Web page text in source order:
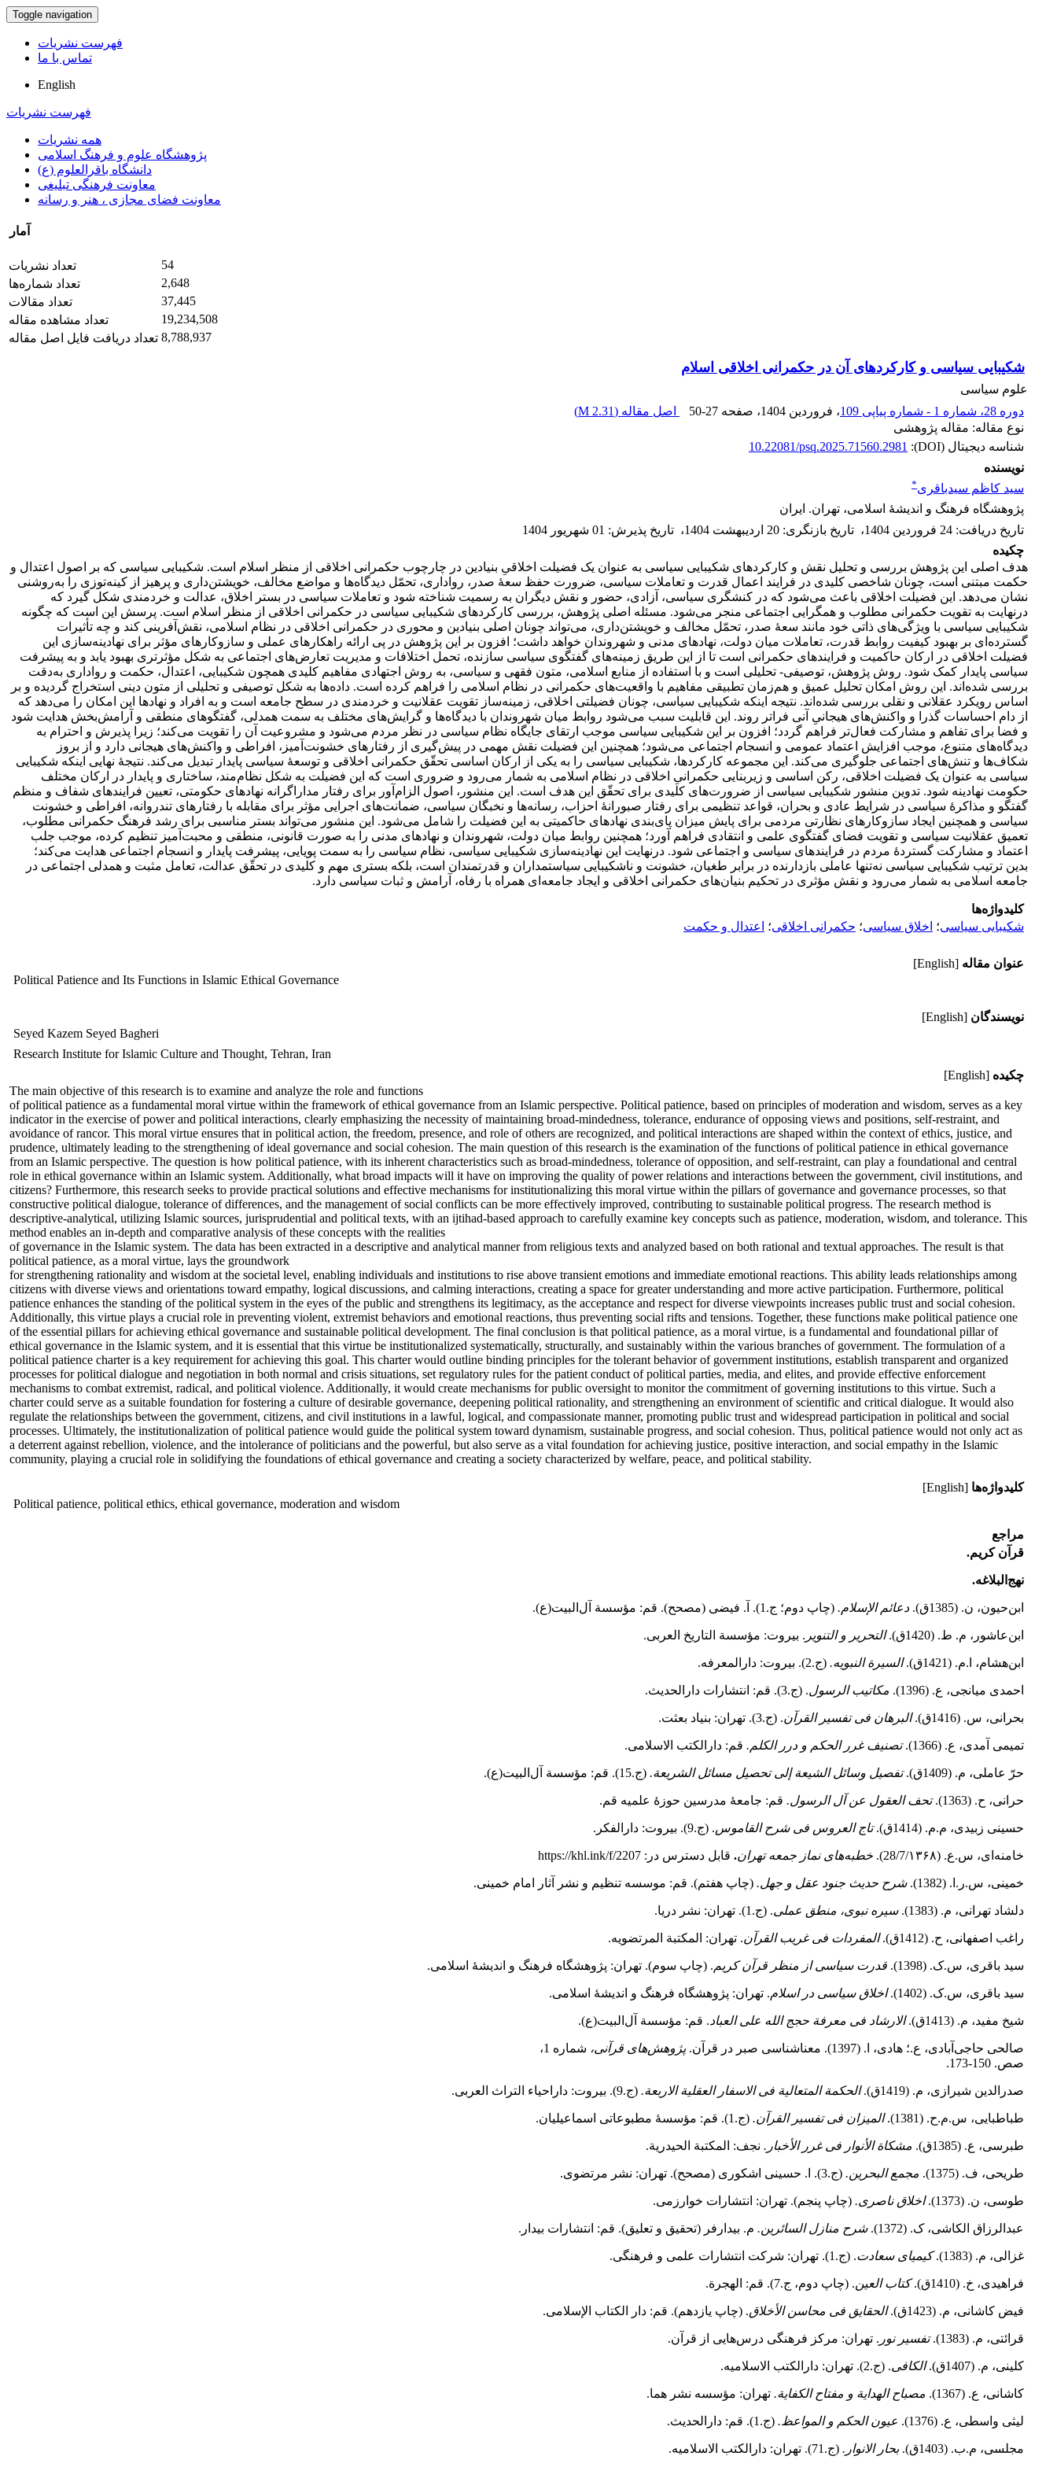
Toggle navigation
فهرست نشریات
تماس با ما
English
فهرست نشریات
همه نشریات
پژوهشگاه علوم و فرهنگ اسلامی
دانشگاه باقرالعلوم (ع)
معاونت فرهنگی تبلیغی
معاونت فضای مجازی ، هنر و رسانه
آمار
تعداد نشریات
54
تعداد شماره‌ها
2,648
تعداد مقالات
37,445
تعداد مشاهده مقاله
19,234,508
تعداد دریافت فایل اصل مقاله 8,788,937
شکیبایی سیاسی و کارکردهای آن در حکمرانی اخلاقی اسلام
علوم سیاسی
دوره 28، شماره 1 - شماره پیاپی 109
، فروردین 1404 ، صفحه 50-27 اصل مقاله (2.31 M
)
نوع مقاله: مقاله پژوهشی
شناسه دیجیتال (DOI):
10.22081/psq.2025.71560.2981
نویسنده
سید کاظم سیدباقری*
پژوهشگاه فرهنگ و اندیشۀ اسلامی، تهران. ایران
تاریخ دریافت: 24 فروردین 1404 ، تاریخ بازنگری: 20 اردیبهشت 1404 ، تاریخ پذیرش: 01 شهریور 1404
چکیده
هدف اصلی این پژوهش بررسی و تحلیل نقش و کارکردهای شکیبایی سیاسی به عنوان یک فضیلت اخلاقیِ بنیادین در چارچوب حکمرانی اخلاقی از منظر اسلام است. شکیبایی سیاسی که بر اصول اعتدال و
حکمت مبتنی است، چونان شاخصی کلیدی در فرایند اعمال قدرت و تعاملات سیاسی، ضرورت حفظ سعۀ صدر، رواداری، تحمّل دیدگاه‌ها و مواضع مخالف، خویشتن‌داری و پرهیز از کینه‌توزی را به‌روشنی
نشان می‌دهد. این فضیلت اخلاقی باعث می‌شود که در کنشگری سیاسی، آزادی، حضور و نقش دیگران به رسمیت شناخته شود و تعاملات سیاسی در بستر اخلاق، عدالت و خردمندی شکل گیرد که
در‌نهایت به تقویت حکمرانی مطلوب و همگرایی اجتماعی منجر می‌شود. مسئله اصلی پژوهش، بررسی کارکردهای شکیبایی سیاسی در حکمرانی اخلاقی از منظر اسلام است. پرسش این است که چگونه
شکیبایی سیاسی با ویژگی‌های ذاتی خود مانند سعۀ صدر، تحمّل مخالف و خویشتن‌داری، می‌تواند چونان اصلی بنیادین و محوری در حکمرانی اخلاقی در نظام اسلامی، نقش‌آفرینی کند و چه تأثیرات
گسترده‌ای بر بهبود کیفیت روابط قدرت، تعاملات میان دولت، نهادهای مدنی و شهروندان خواهد داشت؛ افزون بر این پژوهش در پی ارائه راهکارهای عملی و سازوکارهای مؤثر برای نهادینه‌سازی این
فضیلت اخلاقی در ارکان حاکمیت و فرایندهای حکمرانی است تا از این طریق زمینه‌های گفتگوی سیاسی سازنده، تحمل اختلافات و مدیریت تعارض‌های اجتماعی به شکل مؤثرتری بهبود یابد و به پیشرفت
سیاسی پایدار کمک شود. روش‌ پژوهش، توصیفی- تحلیلی است و با استفاده از منابع اسلامی، متون فقهی و سیاسی، به روش اجتهادی مفاهیم کلیدی همچون شکیبایی، اعتدال، حکمت و رواداری به‌دقت
بررسی شده‌اند. این روش امکان تحلیل عمیق و هم‌زمان تطبیقی مفاهیم با واقعیت‌های حکمرانی در نظام اسلامی را فراهم کرده است. داده‌ها به شکل توصیفی و تحلیلی از متون دینی استخراج گردیده و بر
اساس رویکرد عقلانی و نقلی بررسی شده‌اند. نتیجه اینکه شکیبایی سیاسی، چونان فضیلتی اخلاقی، زمینه‌ساز تقویت عقلانیت و خردمندی در سطح جامعه است و به افراد و نهادها این امکان را می‌دهد که
از دام احساسات گذرا و واکنش‌های هیجانیِ آنی فراتر روند. این قابلیت سبب می‌شود روابط میان شهروندان با دیدگاه‌ها و گرایش‌های مختلف به سمت همدلی، گفتگوهای منطقی و آرامش‌بخش هدایت شود
و فضا برای تفاهم و مشارکت فعال‌تر فراهم گردد؛ افزون بر این شکیبایی سیاسی موجب ارتقای جایگاه نظام سیاسی در نظر مردم می‌شود و مشروعیت آن را تقویت می‌کند؛ زیرا پذیرش و احترام به
دیدگاه‌های متنوع، موجب افزایش اعتماد عمومی و انسجام اجتماعی می‌شود؛ همچنین این فضیلت نقش مهمی در پیش‌گیری از رفتارهای خشونت‌آمیز، افراطی و واکنش‌های هیجانی دارد و از بروز
شکاف‌ها و تنش‌های اجتماعی جلوگیری می‌‌کند. این مجموعه کارکردها، شکیبایی سیاسی را به یکی از ارکان اساسی تحقّق حکمرانی اخلاقی و توسعۀ سیاسی پایدار تبدیل می‌کند. نتیجۀ نهایی اینکه شکیبایی
سیاسی به عنوان یک فضیلت اخلاقی، رکن اساسی و زیربنایی حکمرانیِ اخلاقی در نظام اسلامی به شمار می‌رود و ضروری است که این فضیلت به شکل نظام‌مند، ساختاری و پایدار در ارکان مختلف
حکومت نهادینه شود. تدوین منشور شکیبایی سیاسی از ضرورت‌های کلیدی برای تحقّق این هدف است. این منشور، اصول الزام‌آور برای رفتار مداراگرانه نهادهای حکومتی، تعیین فرایندهای شفاف و منظم
گفتگو و مذاکرۀ سیاسی در شرایط عادی و بحران، قواعد تنظیمی برای رفتار صبورانۀ احزاب، رسانه‌ها و نخبگان سیاسی، ضمانت‌های اجرایی مؤثر برای مقابله با رفتارهای تندروانه، افراطی و خشونت
سیاسی و همچنین ایجاد سازوکارهای نظارتی مردمی برای پایش میزان پای‌بندی نهادهای حاکمیتی به این فضیلت را شامل می‌شود. این منشور می‌تواند بستر مناسبی برای رشد فرهنگ حکمرانی مطلوب،
تعمیق عقلانیت سیاسی و تقویت فضای گفتگوی علمی و انتقادی فراهم آورد؛ همچنین روابط میان دولت، شهروندان و نهادهای مدنی را به صورت قانونی، منطقی و محبت‌آمیز تنظیم کرده، موجب جلب
اعتماد و مشارکت گستردۀ مردم در فرایندهای سیاسی و اجتماعی شود. در‌نهایت این نهادینه‌سازی شکیبایی سیاسی، نظام سیاسی را به سمت پویایی، پیشرفت پایدار و انسجام اجتماعی هدایت می‌کند؛
بدین ترتیب شکیبایی سیاسی نه‌تنها عاملی بازدارنده در برابر طغیان، خشونت و ناشکیبایی سیاستمداران و قدرتمندان است، بلکه بستری مهم و کلیدی در تحقّق عدالت، تعامل مثبت و همدلی اجتماعی در
جامعه اسلامی به شمار می‌رود و نقش مؤثری در تحکیم بنیان‌های حکمرانی اخلاقی و ایجاد جامعه‌ای همراه با رفاه، آرامش و ثبات سیاسی دارد.
کلیدواژه‌ها
شکیبایی سیاسی؛ اخلاق سیاسی؛ حکمرانی اخلاقی؛ اعتدال و حکمت
عنوان مقاله [English]
Political Patience and Its Functions in Islamic Ethical Governance
نویسندگان [English]
Seyed Kazem Seyed Bagheri
Research Institute for Islamic Culture and Thought, Tehran, Iran
چکیده [English]
The main objective of this research is to examine and analyze the role and functions
of political patience as a fundamental moral virtue within the framework of ethical governance from an Islamic perspective. Political patience, based on principles of moderation and wisdom, serves as a key
indicator in the exercise of power and political interactions, clearly emphasizing the necessity of maintaining broad-mindedness, tolerance, endurance of opposing views and positions, self-restraint, and
avoidance of rancor. This moral virtue ensures that in political action, the freedom, presence, and role of others are recognized, and political interactions are shaped within the context of ethics, justice, and
prudence, ultimately leading to the strengthening of ideal governance and social cohesion. The main question of this research is the examination of the functions of political patience in ethical governance
from an Islamic perspective. The question is how political patience, with its inherent characteristics such as broad-mindedness, tolerance of opposition, and self-restraint, can play a foundational and central
role in ethical governance within an Islamic system. Additionally, what broad impacts will it have on improving the quality of power relations and interactions between the government, civil institutions, and
citizens? Furthermore, this research seeks to provide practical solutions and effective mechanisms for institutionalizing this moral virtue within the pillars of governance and governance processes, so that
constructive political dialogue, tolerance of differences, and the management of social conflicts can be more effectively improved, contributing to sustainable political progress. The research method is
descriptive-analytical, utilizing Islamic sources, jurisprudential and political texts, with an ijtihad-based approach to carefully examine key concepts such as patience, moderation, wisdom, and tolerance. This
method enables an in-depth and comparative analysis of these concepts with the realities
of governance in the Islamic system. The data has been extracted in a descriptive and analytical manner from religious texts and analyzed based on both rational and textual approaches. The result is that
political patience, as a moral virtue, lays the groundwork
for strengthening rationality and wisdom at the societal level, enabling individuals and institutions to rise above transient emotions and immediate emotional reactions. This ability leads relationships among
citizens with diverse views and orientations toward empathy, logical discussions, and calming interactions, creating a space for greater understanding and more active participation. Furthermore, political
patience enhances the standing of the political system in the eyes of the public and strengthens its legitimacy, as the acceptance and respect for diverse viewpoints increases public trust and social cohesion.
Additionally, this virtue plays a crucial role in preventing violent, extremist behaviors and emotional reactions, thus preventing social rifts and tensions. Together, these functions make political patience one
of the essential pillars for achieving ethical governance and sustainable political development. The final conclusion is that political patience, as a moral virtue, is a fundamental and foundational pillar of
ethical governance in the Islamic system, and it is essential that this virtue be institutionalized systematically, structurally, and sustainably within the various branches of government. The formulation of a
political patience charter is a key requirement for achieving this goal. This charter would outline binding principles for the tolerant behavior of government institutions, establish transparent and organized
processes for political dialogue and negotiation in both normal and crisis situations, set regulatory rules for the patient conduct of political parties, media, and elites, and provide effective enforcement
mechanisms to combat extremist, radical, and political violence. Additionally, it would create mechanisms for public oversight to monitor the commitment of governing institutions to this virtue. Such a
charter could serve as a suitable foundation for fostering a culture of desirable governance, deepening political rationality, and strengthening an environment of scientific and critical dialogue. It would also
regulate the relationships between the government, citizens, and civil institutions in a lawful, logical, and compassionate manner, promoting public trust and widespread participation in political and social
processes. Ultimately, the institutionalization of political patience would guide the political system toward dynamism, sustainable progress, and social cohesion. Thus, political patience would not only act as
a deterrent against rebellion, violence, and the intolerance of politicians and the powerful, but also serve as a vital foundation for achieving justice, positive interaction, and social empathy in the Islamic
community, playing a crucial role in solidifying the foundations of ethical governance and creating a society characterized by welfare, peace, and political stability.
کلیدواژه‌ها [English]
Political patience, political ethics, ethical governance, moderation and wisdom
مراجع
قرآن کریم.
نهج‌‌البلاغه.
ابن‌حیون، ن. (1385ق‏). دعائم الإسلام‏. (چاپ دوم؛ ج.1). آ. فیضى (مصحح). قم: مؤسسة آل‌البیت(ع).
ابن‌عاشور، م. ط. (1420ق). التحریر و التنویر . بیروت: مؤسسة التاریخ العربی.
ابن‌هشام، ا.م. (1421ق). السیرة النبویه. (ج.2). بیروت: دارالمعرفه.
احمدی میانجی، ع. (1396). مکاتیب الرسول. (ج.3). قم: انتشارات دارالحدیث.
بحرانی، س. (1416ق). البرهان فی تفسیر القرآن. (ج.3). تهران: بنیاد بعثت.
تمیمی آمدی، ع. (1366). تصنیف غرر الحکم و درر الکلم. قم: دارالکتب الاسلامی.
حرّ عاملى، م. (1409ق). تفصیل وسائل الشیعة إلى تحصیل مسائل الشریعة. (ج.15). قم: مؤسسة آل‌البیت(ع).
حرانى، ح. (1363). تحف العقول عن آل الرسول. قم:‌ جامعۀ مدرسین حوزۀ علمیه قم.
حسینی زبیدی، م.م. (1414ق). تاج العروس فی شرح القاموس. (ج.9). بیروت: دارالفکر.
خامنه‌ای، س.ع. (28/7/۱۳۶۸). خطبه‌های نماز جمعه‌ تهرا‌ن. قابل دسترس در: https://khl.ink/f/2207
خمینى، س.ر.ا. (1382). شرح حدیث جنود عقل و جهل. (چاپ هفتم). قم:‌ موسسه تنظیم و نشر آثار امام خمینى.
دلشاد تهرانى، م. (1383). سیره نبوى، منطق عملى. (ج.1). تهران: نشر دریا.
راغب اصفهانی، ح. (1412ق). المفردات فی غریب القرآن. تهران: المکتبة المرتضویه.
سید باقری، س.ک. (1398). قدرت سیاسی از منظر قرآن کریم. (چاپ سوم). تهران‌:‌ پژوهشگاه فرهنگ و اندیشۀ اسلامی.
سید باقری، س.ک. (1402). اخلاق سیاسی در اسلام. تهران‌:‌ پژوهشگاه فرهنگ و اندیشۀ اسلامی.
شیخ مفید، م. (1413ق). الارشاد فى معرفة حجج الله على العباد. قم: مؤسسة آل‌البیت(ع).
صالحی حاجی‌آبادی، ع.؛ هادی، ا. (1397). معناشناسی صبر در قرآن. پژوهش‌های قرآنی، شماره 1،
صص. 150-173.
صدرالدین شیرازی، م. (1419ق). الحکمة المتعالیة فی الاسفار العقلیة الاربعة. (ج.9). بیروت: داراحیاء التراث العربی.
طباطبایی، س.م.ح. (1381). المیزان فی تفسیر القرآن. (ج.1). قم: مؤسسۀ مطبوعاتی اسماعیلیان.
طبرسى، ع. (1385ق). مشکاة الأنوار فی غرر الأخبار. نجف:‌ المکتبة الحیدریة.
طریحی، ف. (1375). مجمع البحرین. (ج.3). ا. حسینى اشکورى (مصحح). تهران: نشر مرتضوى.
طوسى، ن. (1373). اخلاق ناصرى. (چاپ پنجم). تهران: انتشارات خوارزمى.
عبدالرزاق الکاشی، ک. (1372). شرح منازل السائرین. م. بیدارفر (تحقیق و تعلیق). قم: انتشارات بیدار.
غزالى، م. (1383). کیمیاى سعادت. (ج.1). تهران:‌ شرکت انتشارات علمى و فرهنگى.
فراهیدی، خ. (1410ق). کتاب العین. (چاپ دوم، ج.7). قم: الهجرة.
فیض کاشانی، م. (1423ق). الحقایق فی محاسن الأخلاق. (چاپ یازدهم). قم: دار الکتاب الإسلامی.
قرائتی، م. (1383). تفسیر نور . تهران: مرکز فرهنگى درس‌هایى از قرآن‏.
کلینی، م. (1407ق). الکافی. (ج.2). تهران: دارالکتب الاسلامیه.
کاشانى، ع. (1367). مصباح الهدایة و مفتاح الکفایة. تهران:‌ مؤسسه نشر هما.
لیثى واسطى، ع. (1376). عیون الحکم و المواعظ. (ج.1). قم: دارالحدیث.
مجلسی، م.ب. (1403ق). بحار الانوار. (ج.71). تهران: دارالکتب الاسلامیه.